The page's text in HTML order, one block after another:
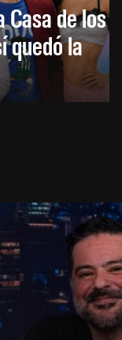
Casa de los
quedó la